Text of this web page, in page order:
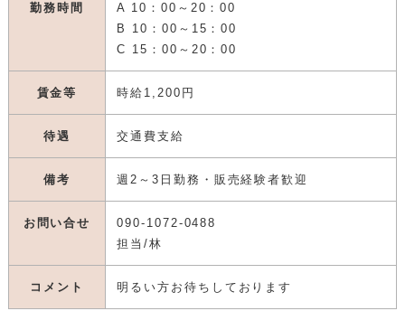
勤務時間
A 10：00～20：00
B 10：00～15：00
C 15：00～20：00
賃金等 時給1,200円
待遇 交通費支給
備考 週2～3日勤務・販売経験者歓迎
お問い合せ
090-1072-0488
担当/林
コメント 明るい方お待ちしております